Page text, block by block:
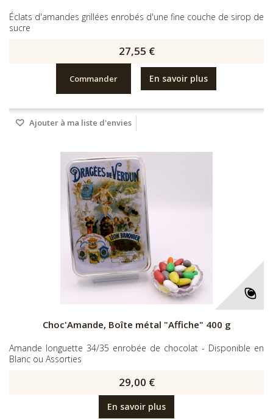
Éclats d'amandes grillées enrobés d'une fine couche de sirop de
sucre
27,55 €
Commander En savoir plus
Ajouter à ma liste d'envies
Choc'Amande, Boîte métal "Affiche" 400 g
Amande longuette 34/35 enrobée de chocolat - Disponible en
Blanc ou Assorties
29,00 €
En savoir plus